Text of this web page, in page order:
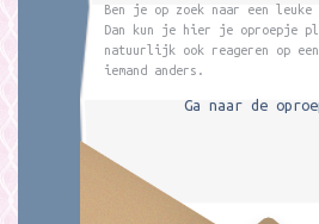
Ben je op zoek naar een leuke
Dan kun je hier je oproepje
natuurlijk ook reageren op
iemand anders.
Ga naar de